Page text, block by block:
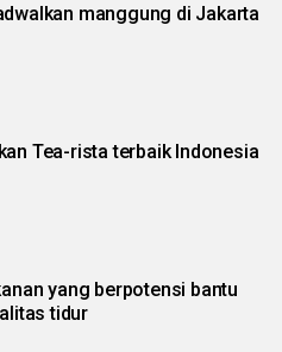
manggung di Jakarta
Tea-rista terbaik Indonesia
yang berpotensi bantu
tidur